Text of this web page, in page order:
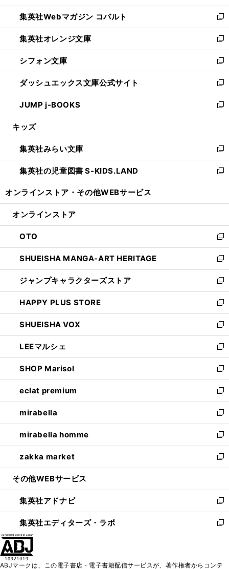
開
く
ウ
で
開
く
ン
ド
ウ
で
開
く
ウ
ィ
ン
ド
ウ
で
開
く
集英社Webマガジン コバルト
新
し
い
ウ
ィ
ン
ド
ウ
で
開
集英社オレンジ文庫
新
し
い
ウ
ィ
ン
ド
ウ
開
く
シフォン文庫
新
し
い
ウ
ィ
ン
ウ
で
開
く
ダッシュエックス文庫公式サイト
新
し
い
ウ
ン
ド
ウ
で
JUMP j-BOOKS
新
し
ウ
ィ
ン
ド
開
キッズ
集英社みらい文庫
新
し
い
ン
ウ
で
開
く
集英社の児童図書 S-KIDS.LAND
新
ウ
ン
ド
ウ
で
開
く
オンラインストア・ その他WEBサービス
オンラインストア
OTO
新
し
い
ウ
ィ
ン
ド
ウ
で
開
く
SHUEISHA MANGA-ART HERITAGE
新
し
い
ウ
ィ
ン
ド
ウ
で
開
く
ジャンプキャラクターズストア
新
し
い
ウ
ィ
ン
ド
ウ
で
開
く
HAPPY PLUS STORE
新
し
い
ウ
ィ
ン
ド
ウ
で
開
く
SHUEISHA VOX
新
し
い
ウ
ィ
ン
ド
ウ
で
開
く
LEEマルシェ
新
し
い
ウ
ィ
ン
ド
ウ
で
開
く
SHOP Marisol
新
し
い
ウ
ィ
ン
ド
ウ
で
開
eclat premium
新
し
い
ウ
ィ
ン
ド
ウ
開
く
mirabella
新
し
い
ウ
ィ
ン
ウ
で
開
く
mirabella homme
新
し
い
ウ
ン
ド
ウ
で
zakka market
新
し
ウ
ィ
ン
ド
く
その他WEBサービス
集英社アドナビ
新
し
い
集英社エディターズ・ラボ
新
ABJマークは、この電子書店・電子書籍配信サービスが、著作権者からコンテ